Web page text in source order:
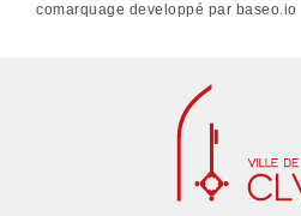
comarquage developpé par baseo.io